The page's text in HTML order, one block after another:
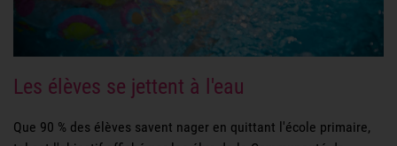
Les élèves se jettent à l'eau
Que 90 % des élèves savent nager en quittant l'école primaire,